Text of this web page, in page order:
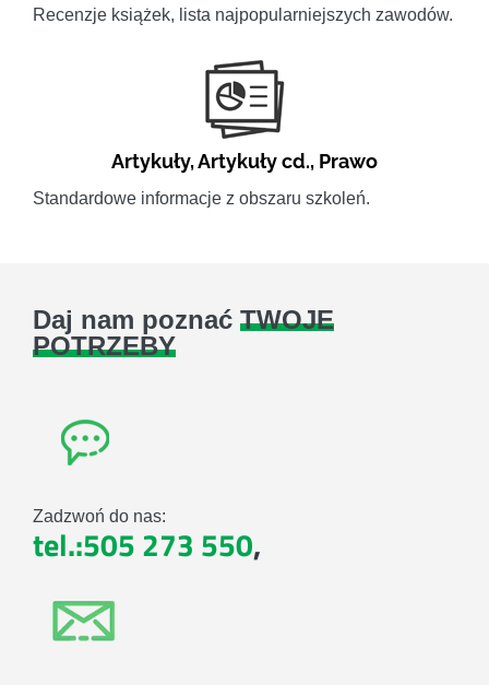
Recenzje książek, lista najpopularniejszych zawodów.
Artykuły,Artykuły cd., Prawo
Standardowe informacje z obszaru szkoleń.
Daj nam poznać TWOJE
POTRZEBY
Zadzwoń do nas:
tel.:505 273 550,